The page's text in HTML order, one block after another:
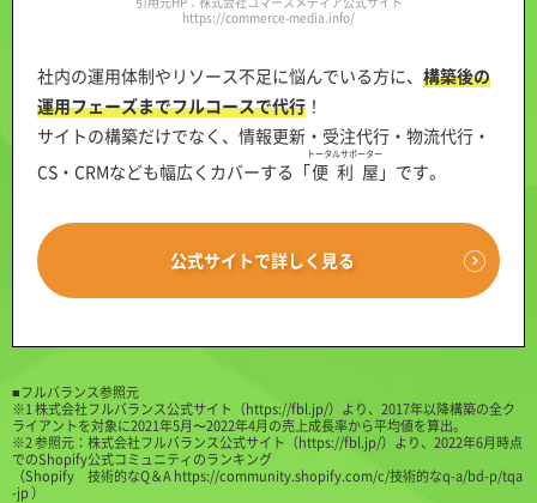
https://commerce-media.info/
社内の運用体制やリソース不足に悩んでいる方に、 構築後の
運用フェーズまでフルコースで代行 ！
サイトの構築だけでなく、情報更新・受注代行・物流代行・
CS・CRMなども幅広くカバーする「便利屋
トータルサポーター
」です。
公式サイトで詳しく見る
■フルバランス参照元
※1 株式会社フルバランス公式サイト（https://fbl.jp/）より、2017年以降構築の全ク
ライアントを対象に2021年5月〜2022年4月の売上成長率から平均値を算出。
※2 参照元：株式会社フルバランス公式サイト（https://fbl.jp/）より、2022年6月時点
でのShopify公式コミュニティのランキング
（Shopify 技術的なQ＆A https://community.shopify.com/c/技術的なq-a/bd-p/tqa
-jp）